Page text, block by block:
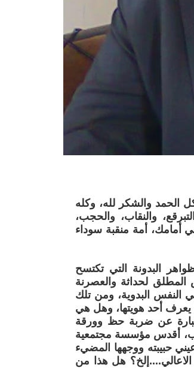
الحمد والشكر لله، وكله
والنقاب، والحجب،
هي أمامك، أمة منقبة سوداء
البدونة التي تكتسح
المطلق لحداثة والعصرنة
النفس البدوية، ومن تلك
يعرف أحد هويتها، وهل هي
عن ضربة حظ وورقة
أقدس مؤسسة مجتمعية
حبيبته ووجهها المضيء
الاعالي....إلخ؟ هل هذا من